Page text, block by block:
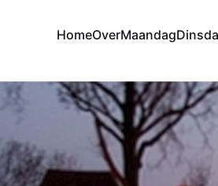
HomeOverMaandag